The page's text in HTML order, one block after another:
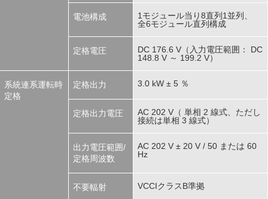
電池構成
1モジュール当り8直列1並列、
全6モジュール直列構成
定格電圧
DC 176.6 V（入力電圧範囲： DC
148.8 V ～ 199.2 V）
系統連系運転時
定格
定格出力 3.0 kW ± 5 ％
定格出力電圧
AC 202 V（ 単相 2 線式、ただし
接続は単相 3 線式）
出力電圧範囲/
定格周波数
AC 202 V ± 20 V / 50 または 60
Hz
不要輻射 VCCIクラスB準拠